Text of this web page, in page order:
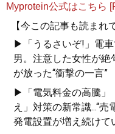
Myprotein公式はこちら
【今この記事も読まれ
▶「うるさいぞ!」電
男。注意した女性が絶
が放った“衝撃の一言”
▶「電気料金の高騰」
え」対策の新常識...“
発電設置が増え続けて